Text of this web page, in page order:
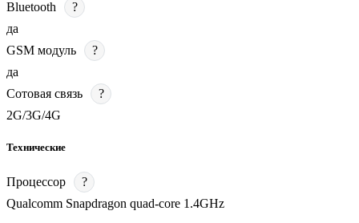
Bluetooth
?
да
GSM модуль
?
да
Сотовая связь
?
2G/3G/4G
Технические
Процессор
?
Qualcomm Snapdragon quad-core 1.4GHz